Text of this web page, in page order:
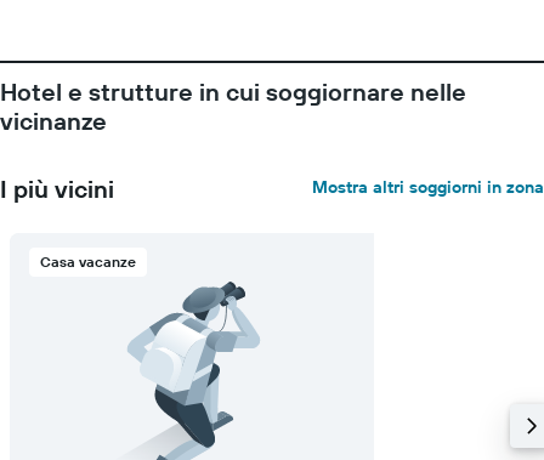
Hotel e strutture in cui soggiornare nelle
vicinanze
I più vicini Mostra altri soggiorni in zona
Casa vacanze